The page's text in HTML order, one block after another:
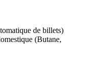
de billets)
(Butane,